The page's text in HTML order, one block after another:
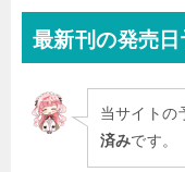
最新刊の発売日
当サイトの
済みです。